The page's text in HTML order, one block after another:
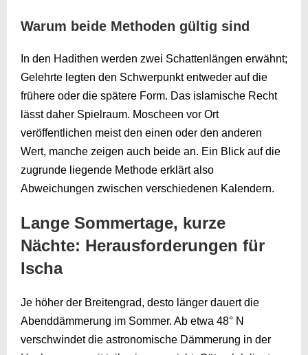
Warum beide Methoden gültig sind
In den Hadithen werden zwei Schattenlängen erwähnt;
Gelehrte legten den Schwerpunkt entweder auf die
frühere oder die spätere Form. Das islamische Recht
lässt daher Spielraum. Moscheen vor Ort
veröffentlichen meist den einen oder den anderen
Wert, manche zeigen auch beide an. Ein Blick auf die
zugrunde liegende Methode erklärt also
Abweichungen zwischen verschiedenen Kalendern.
Lange Sommertage, kurze
Nächte: Herausforderungen für
Ischa
Je höher der Breitengrad, desto länger dauert die
Abenddämmerung im Sommer. Ab etwa 48° N
verschwindet die astronomische Dämmerung in der